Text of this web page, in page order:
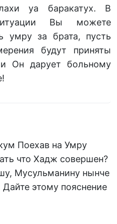
уа баракатух. В
Вы можете
умру за брата, пусть
будут приняты
Он дарует больному
Поехав на Умру
что Хадж совершен?
Мусульманину нынче
Дайте этому пояснение